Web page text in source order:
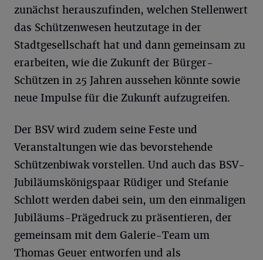
zunächst herauszufinden, welchen Stellenwert
das Schützenwesen heutzutage in der
Stadtgesellschaft hat und dann gemeinsam zu
erarbeiten, wie die Zukunft der Bürger-
Schützen in 25 Jahren aussehen könnte sowie
neue Impulse für die Zukunft aufzugreifen.
Der BSV wird zudem seine Feste und
Veranstaltungen wie das bevorstehende
Schützenbiwak vorstellen. Und auch das BSV-
Jubiläumskönigspaar Rüdiger und Stefanie
Schlott werden dabei sein, um den einmaligen
Jubiläums-Prägedruck zu präsentieren, der
gemeinsam mit dem Galerie-Team um
Thomas Geuer entworfen und als